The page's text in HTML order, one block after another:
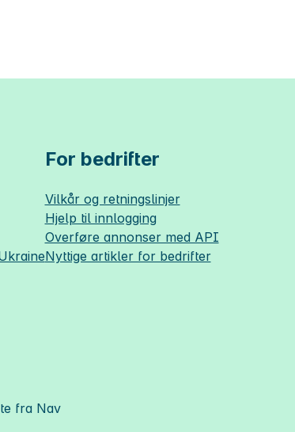
For bedrifter
Vilkår og retningslinjer
Hjelp til innlogging
Overføre annonser med API
Nyttige artikler for bedrifter
fra Nav